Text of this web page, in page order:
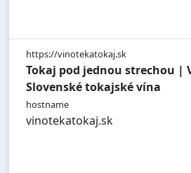
https://vinotekatokaj.sk
Tokaj pod jednou strechou |
Slovenské tokajské vína
hostname
vinotekatokaj.sk